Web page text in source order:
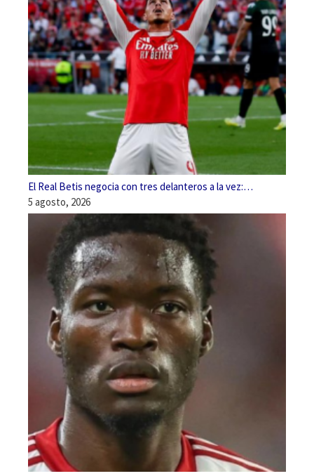
El Real Betis negocia con tres delanteros a la vez:…
5 agosto, 2026